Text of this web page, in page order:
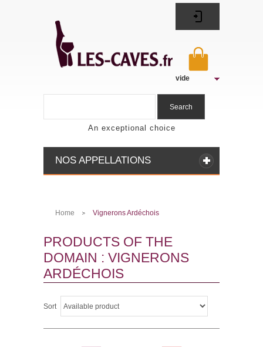
An exceptional choice
vide
NOS APPELLATIONS
Search
Home
Vignerons Ardéchois
PRODUCTS OF THE
DOMAIN : VIGNERONS
ARDÉCHOIS
Sort